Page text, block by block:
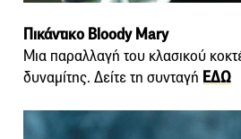
Πικάντικο Bloody Mary
Μια παραλλαγή του κλασικού
δυναμίτης. Δείτε τη συνταγή ΕΔΩ